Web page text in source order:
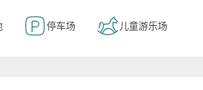
停车场 儿童游乐场